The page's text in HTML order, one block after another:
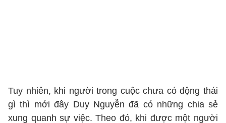
Tuy nhiên, khi người trong cuộc chưa có động thái
gì thì mới đây Duy Nguyễn đã có những chia sẻ
xung quanh sự việc. Theo đó, khi được một người